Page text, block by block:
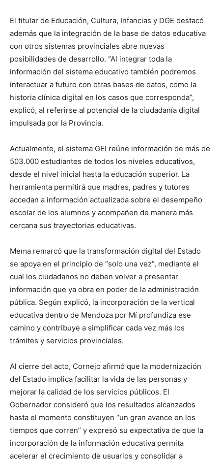
El titular de Educación, Cultura, Infancias y DGE destacó
además que la integración de la base de datos educativa
con otros sistemas provinciales abre nuevas
posibilidades de desarrollo. “Al integrar toda la
información del sistema educativo también podremos
interactuar a futuro con otras bases de datos, como la
historia clínica digital en los casos que corresponda”,
explicó, al referirse al potencial de la ciudadanía digital
impulsada por la Provincia.
Actualmente, el sistema GEI reúne información de más de
503.000 estudiantes de todos los niveles educativos,
desde el nivel inicial hasta la educación superior. La
herramienta permitirá que madres, padres y tutores
accedan a información actualizada sobre el desempeño
escolar de los alumnos y acompañen de manera más
cercana sus trayectorias educativas.
Mema remarcó que la transformación digital del Estado
se apoya en el principio de “solo una vez”, mediante el
cual los ciudadanos no deben volver a presentar
información que ya obra en poder de la administración
pública. Según explicó, la incorporación de la vertical
educativa dentro de Mendoza por Mí profundiza ese
camino y contribuye a simplificar cada vez más los
trámites y servicios provinciales.
Al cierre del acto, Cornejo afirmó que la modernización
del Estado implica facilitar la vida de las personas y
mejorar la calidad de los servicios públicos. El
Gobernador consideró que los resultados alcanzados
hasta el momento constituyen “un gran avance en los
tiempos que corren” y expresó su expectativa de que la
incorporación de la información educativa permita
acelerar el crecimiento de usuarios y consolidar a